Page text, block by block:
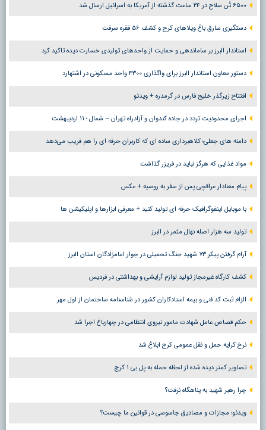
۶۵۰۰ تُن سلاح در ۲۴ ساعت گذشته از آمریکا به اسرائیل ارسال شد
دستگیری سارق باغ ویلاهای کرج و کشف ۵۶ فقره سرقت
استاندار البرز بر ساماندهی و حمایت از واحدهای تولیدی خسارت دیده تاکید کرد
دستور معاون استاندار البرز برای واگذاری ۴۳۰۰ واحد مسکونی در اشتهارد
افتتاح زیرگذر خلیج فارس در گرمدره + ویدئو
اجرای محدودیت تردد در جاده کندوان و آزادراه تهران – شمال ؛ ١١ اردیبهشت
دامنه های جعلی؛ کلاهبرداری ساده ای که کاربران حرفه ای را هم فریب می‌دهد
مواد غذایی که هرگز نباید در فریزر گذاشت
پیام معنادار عراقچی پس از سفر به روسیه + عکس
با موبایل اینفوگرافیک حرفه ای تولید کنید + معرفی ابزارها و اپلیکیشن ها
تولید سه هزار اصله نهال مثمر در البرز
آرام گرفتن پیکر ۷۳ شهید جنگ تحمیلی در جوار امامزادگان استان البرز
کشف کارگاه غیرمجاز تولید لوازم آرایشی و بهداشتی در فردیس
الزام ثبت کد فنی و بیمه استادکاران کشور در شناسنامه ساختمان از اول مهر
حکم قصاص عامل شهادت مامور نیروی انتظامی در چهارباغ اجرا شد
نرخ کرایه حمل و نقل عمومی کرج ابلاغ شد
تصاویر کمتر دیده شده از لحظه حمله به پل بی ۱ کرج
چرا رهبر شهید به پناهگاه نرفت؟
ویدئو؛ مجازات و مصادیق جاسوسی در قوانین ما چیست؟